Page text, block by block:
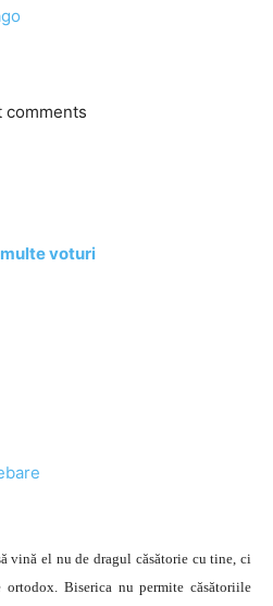
comments
voturi
vină el nu de dragul căsătorie cu tine, ci
Biserica nu permite căsătoriile